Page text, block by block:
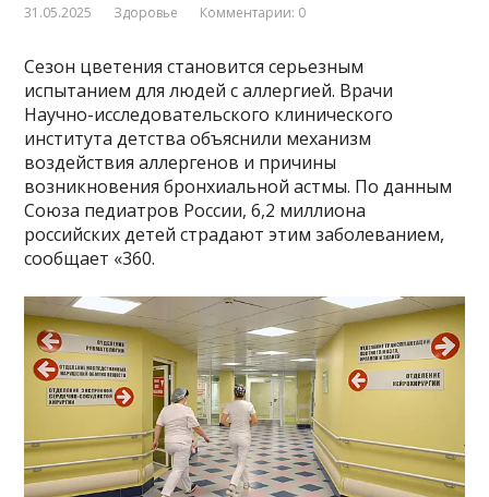
31.05.2025 Здоровье Комментарии: 0
Сезон цветения становится серьезным
испытанием для людей с аллергией. Врачи
Научно-исследовательского клинического
института детства объяснили механизм
воздействия аллергенов и причины
возникновения бронхиальной астмы. По данным
Союза педиатров России, 6,2 миллиона
российских детей страдают этим заболеванием,
сообщает «360.